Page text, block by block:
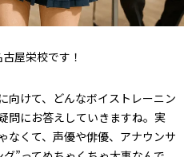
屋栄校です！
向けて、どんなボイストレーニン
問にお答えしていきますね。実
なくて、声優や俳優、アナウンサ